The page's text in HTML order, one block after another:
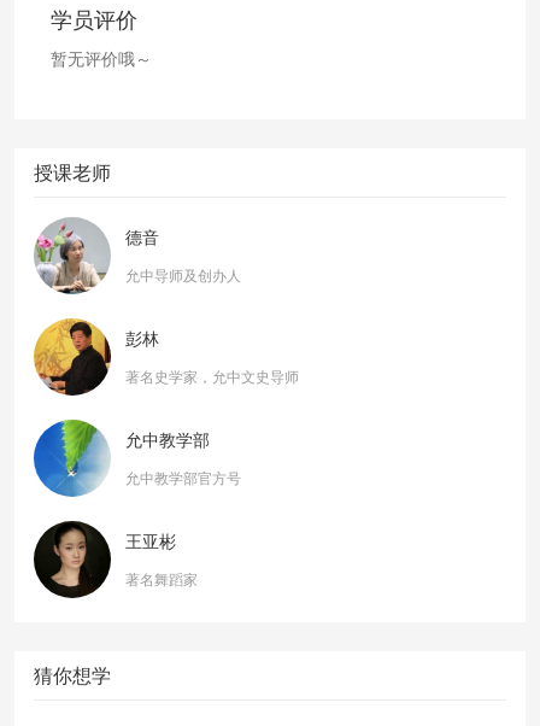
学员评价
暂无评价哦～
授课老师
德音
允中导师及创办人
彭林
著名史学家，允中文史导师
允中教学部
允中教学部官方号
王亚彬
著名舞蹈家
猜你想学